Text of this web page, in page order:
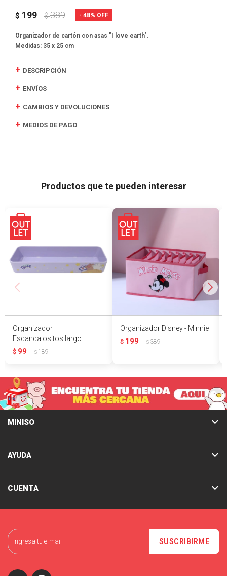
$ 199 $ 389 48
Organizador de cartón con asas "I love earth".
Medidas: 35 x 25 cm
DESCRIPCIÓN
ENVÍOS
CAMBIOS Y DEVOLUCIONES
MEDIOS DE PAGO
Productos que te pueden interesar
Organizador
Escandalositos largo
$ 99 $189
Organizador Disney - Minnie
$ 199 $389
SUSCRIBIRME
MINISO
AYUDA
CUENTA